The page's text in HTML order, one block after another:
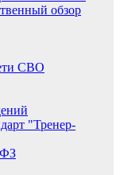
обзор
СВО
"Тренер-
ФЗ